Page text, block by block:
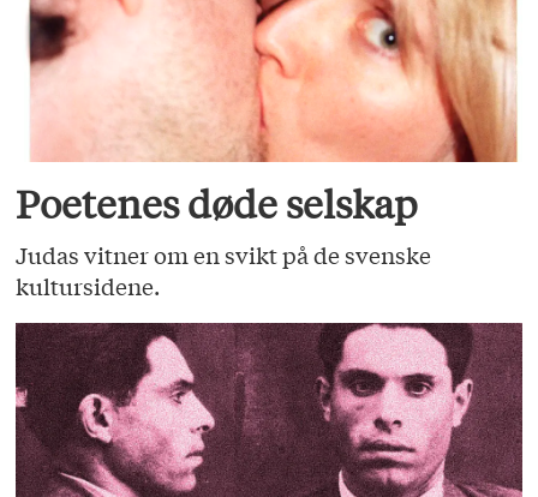
Poetenes døde selskap
Judas vitner om en svikt på de svenske
kultursidene.